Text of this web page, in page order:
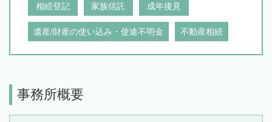
相続登記 家族信託 成年後見
遺産/財産の使い込み・使途不明金 不動産相続
事務所概要